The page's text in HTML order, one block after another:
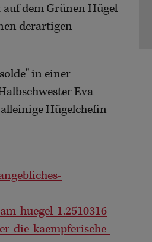
auf dem Grünen Hügel
derartigen
in einer
Eva
Hügelchefin
huegel-1.2510316
die-kaempferische-